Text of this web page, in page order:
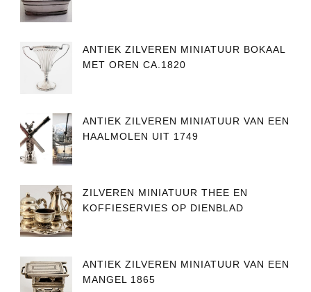
ANTIEK ZILVEREN MINIATUUR BOKAAL
MET OREN CA.1820
ANTIEK ZILVEREN MINIATUUR VAN EEN
HAALMOLEN UIT 1749
ZILVEREN MINIATUUR THEE EN
KOFFIESERVIES OP DIENBLAD
ANTIEK ZILVEREN MINIATUUR VAN EEN
MANGEL 1865